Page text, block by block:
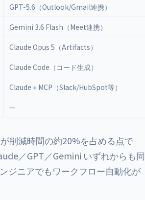
GPT-5.6（Outlook/Gmail連携）
Gemini 3.6 Flash（Meet連携）
Claude Opus 5（Artifacts）
Claude Code（コード生成）
Claude＋MCP（Slack/HubSpot等）
—
削減時間の約20%を占める点で
／GPT／Gemini いずれからも同
ジニアでもワークフロー自動化が